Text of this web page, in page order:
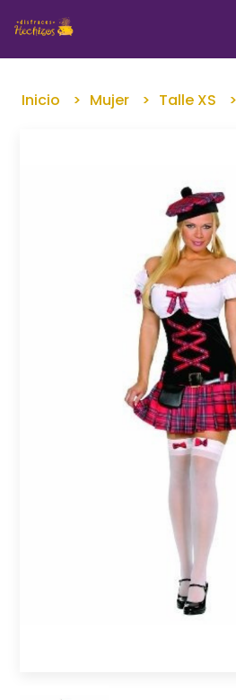
Inicio Mujer Talle XS